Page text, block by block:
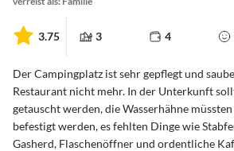
3.75 3 4
Der Campingplatz ist sehr gepflegt und
Restaurant nicht mehr. In der Unterkunft
getauscht werden, die Wasserhähne
befestigt werden, es fehlten Dinge wie
Gasherd, Flaschenöffner und ordentliche